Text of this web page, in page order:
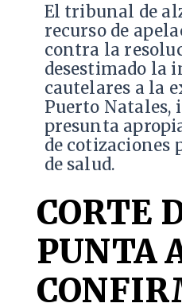
​El tribunal de
recurso de
contra la
desestimado la
cautelares a la
Puerto Natales,
presunta
de cotizaciones
de salud.
CORTE
PUNTA